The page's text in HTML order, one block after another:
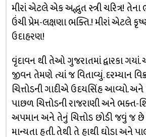
મીરાં એટલે એક અદ્ભુત સ્ત્રી ચરિત્ર!
ઉંચી પ્રેમ-લક્ષણા ભક્તિ.! મીરાં એટલે
ઉદાહરણ!
વૃંદાવન થી તેઓ ગુજરાતમાં દ્વારકા
જીવન તેમણે ત્યાં જ વિતાવ્યું. દરમ્યાન
ચિત્તોડની ગાદીએ ઉદયસિંહ આવ્યો. અને
પાછળ ચિત્તોડની રાજરાણી અને ભક્ત-
અપમાન અને તેનું ચિત્તોડ છોડી જવું જ છે
માન્યતા હતી. તેથી તે હાથી ઘોડા અને